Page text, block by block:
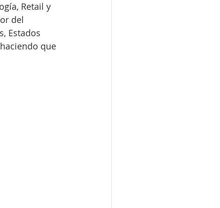
Retail y
del
Estados
que